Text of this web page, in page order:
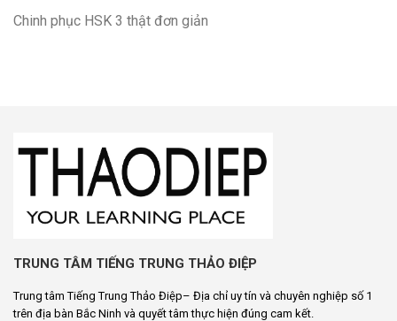
Chinh phục HSK 3 thật đơn giản
TRUNG TÂM TIẾNG TRUNG THẢO ĐIỆP
Trung tâm Tiếng Trung Thảo Điệp– Địa chỉ uy tín và chuyên nghiệp số 1
trên địa bàn Bắc Ninh và quyết tâm thực hiện đúng cam kết.